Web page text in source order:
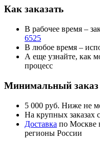
Как заказать
В рабочее время –
6525
В любое время –
А еще узнайте, как
процесс
Минимальный заказ
5 000 руб. Ниже не
На крупных заказах
Доставка по
регионы России